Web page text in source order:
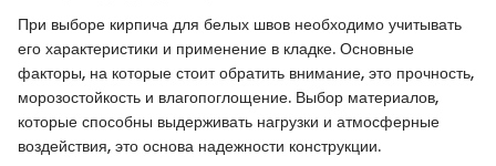
При выборе кирпича для белых швов необходимо учитывать
его характеристики и применение в кладке. Основные
факторы, на которые стоит обратить внимание, это прочность,
морозостойкость и влагопоглощение. Выбор материалов,
которые способны выдерживать нагрузки и атмосферные
воздействия, это основа надежности конструкции.